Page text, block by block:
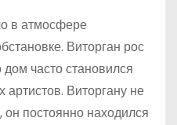
в атмосфере
Виторган рос
часто становился
артистов. Виторгану не
постоянно находился